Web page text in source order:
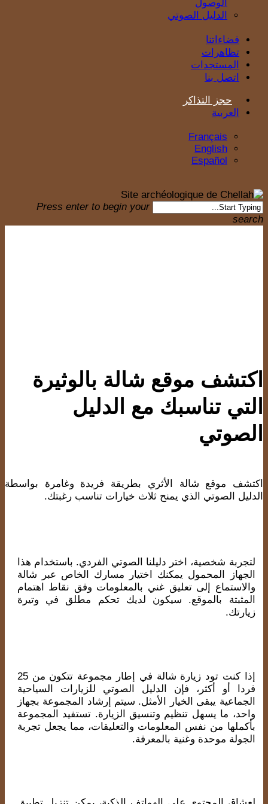
الوصول
الدليل الصوتي
فضاءاتنا
تظاهرات
المستجدات
اتصل بنا
حجز التذاكر
العربية
Français
English
Español
Press enter to begin your
search
اكتشف موقع شالة بالوثيرة
التي تناسبك مع الدليل
الصوتي
اكتشف موقع شالة الأثري بطريقة فريدة وغامرة بواسطة
الدليل الصوتي الذي يمنح ثلاث خيارات تناسب رغبتك.
لتجربة شخصية، اختر دليلنا الصوتي الفردي. باستخدام هذا
الجهاز المحمول يمكنك اختيار مسارك الخاص عبر شالة
والاستماع إلى تعليق غني بالمعلومات وفق نقاط اهتمام
المثبتة بالموقع. سيكون لديك تحكم مطلق في وتيرة
زيارتك.
إذا كنت تود زيارة شالة في إطار مجموعة تتكون من 25
فردا أو أكثر، فإن الدليل الصوتي للزيارات السياحية
الجماعية يبقى الخيار الأمثل. سيتم إرشاد المجموعة بجهاز
واحد، ما يسهل تنظيم وتنسيق الزيارة. تستفيد المجموعة
بأكملها من نفس المعلومات والتعليقات، مما يجعل تجربة
الجولة موحدة وغنية بالمعرفة.